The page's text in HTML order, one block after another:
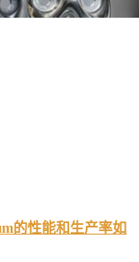
的性能和生产率如